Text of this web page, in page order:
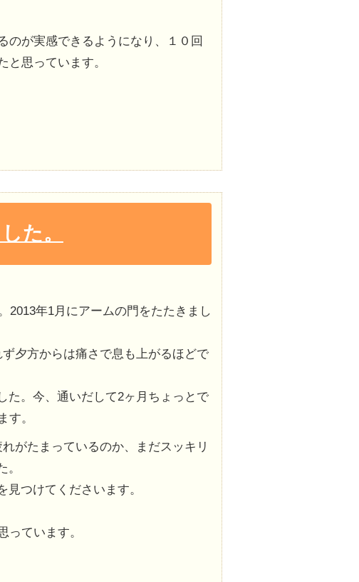
のが実感できるようになり、１０回
思っています。
た。
2013年1月にアームの門をたたきまし
夕方からは痛さで息も上がるほどで
た。今、通いだして2ヶ月ちょっとで
す。
がたまっているのか、まだスッキリ
つけてくださいます。
ています。